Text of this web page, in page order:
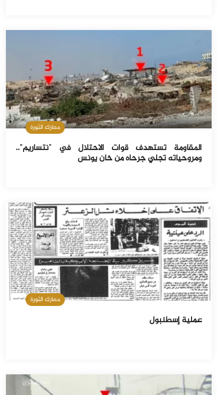
معارك الثورة
المقاومة تستهدف قوات الاحتلال في "نتساريم"..
ومروحياته تجلي جرحاه من خان يونس
معارك الثورة
عملية إسطنبول